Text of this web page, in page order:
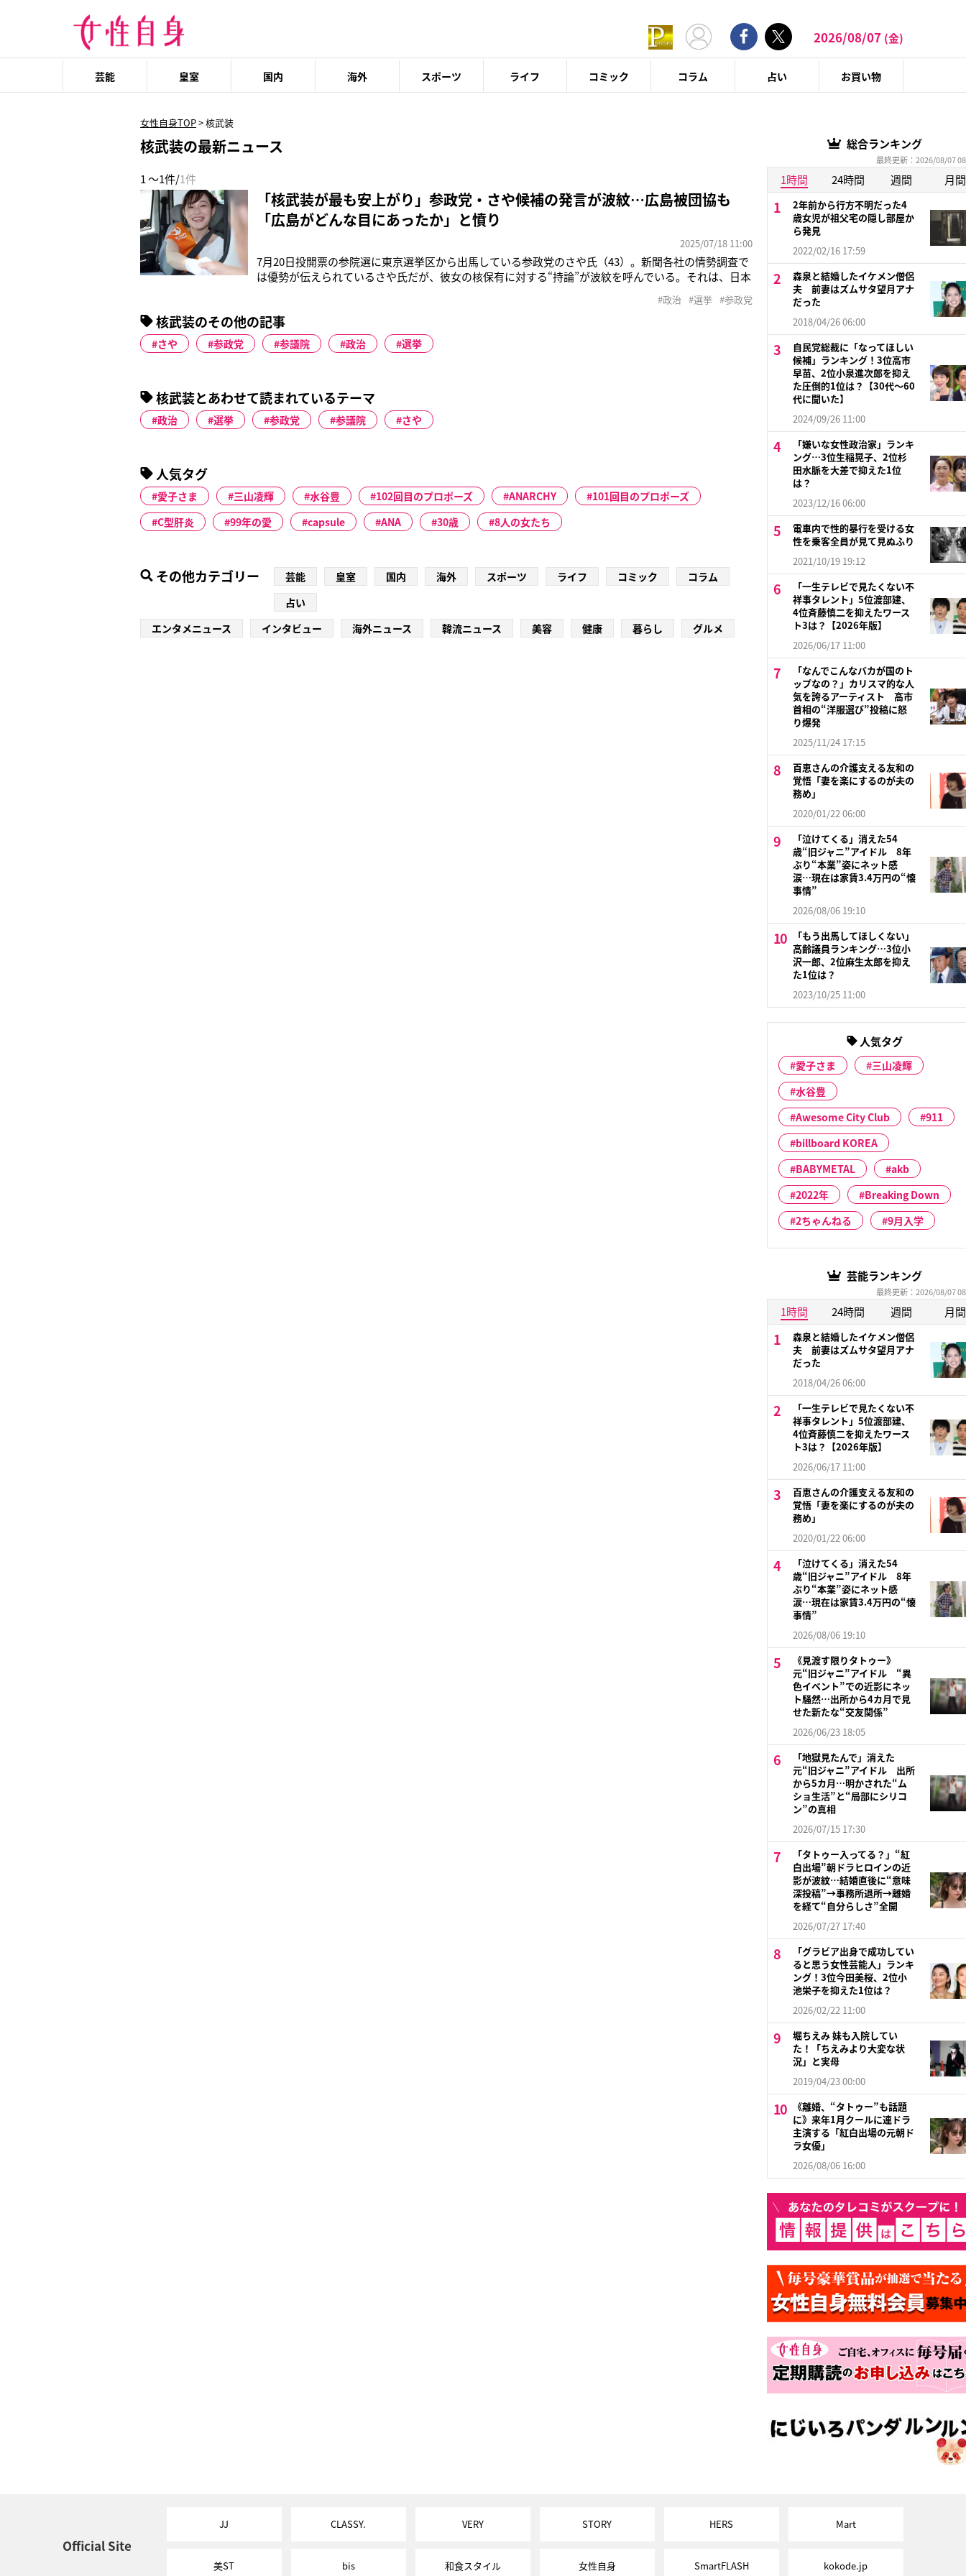
2026/08/07 (金)
芸能 皇室 国内 海外 スポーツ ライフ コミック コラム 占い お買い物
女性自身TOP>核武装
核武装の最新ニュース
1 ～1件/1件
「核武装が最も安上がり」参政党・さや候補の発言が波紋…広島被団協も
「広島がどんな目にあったか」と憤り
2025/07/18 11:00
7月20日投開票の参院選に東京選挙区から出馬している参政党のさや氏（43）。新聞各社の情勢調査で
は優勢が伝えられているさや氏だが、彼女の核保有に対する“持論”が波紋を呼んでいる。それは、日本
議～参院選2025東京選挙区～」と題されたライブ配信番組でのこと。東京選挙区から出馬する候補者
をスタジオに招
#政治 #選挙 #参政党
核武装のその他の記事
さや 参政党 参議院 政治 選挙
核武装とあわせて読まれているテーマ
政治 選挙 参政党 参議院 さや
人気タグ
愛子さま 三山凌輝 水谷豊 102回目のプロポーズ ANARCHY
101回目のプロポーズ
C型肝炎
99年の愛 capsule ANA 30歳 8人の女たち
その他カテゴリー 芸能 皇室 国内 海外 スポーツ ライフ コミック
コラム
占い
エンタメニュース
インタビュー 海外ニュース 韓流ニュース 美容 健康 暮らし グルメ
総合ランキング
最終更新：2026/08/07
1時間 24時間 週間 月間
2年前から行方不明だった4
歳女児が祖父宅の隠し部屋か
ら発見
2022/02/16 17:59
森泉と結婚したイケメン僧侶
夫 前妻はズムサタ望月アナ
だった
2018/04/26 06:00
自民党総裁に「なってほしい
候補」ランキング！3位高市
早苗、2位小泉進次郎を抑え
た圧倒的1位は？【30代〜60
代に聞いた】
2024/09/26 11:00
「嫌いな女性政治家」ランキ
ング…3位生稲晃子、2位杉
田水脈を大差で抑えた1位
は？
2023/12/16 06:00
電車内で性的暴行を受ける女
性を乗客全員が見て見ぬふり
2021/10/19 19:12
「一生テレビで見たくない不
祥事タレント」5位渡部建、
4位斉藤慎二を抑えたワース
ト3は？【2026年版】
2026/06/17 11:00
「なんでこんなバカが国のト
ップなの？」カリスマ的な人
気を誇るアーティスト 高市
首相の“洋服選び”投稿に怒
り爆発
2025/11/24 17:15
百恵さんの介護支える友和の
覚悟「妻を楽にするのが夫の
務め」
2020/01/22 06:00
「泣けてくる」消えた54
歳“旧ジャニ”アイドル 8年
ぶり“本業”姿にネット感
涙…現在は家賃3.4万円の“懐
事情”
2026/08/06 19:10
「もう出馬してほしくない」
高齢議員ランキング…3位小
沢一郎、2位麻生太郎を抑え
た1位は？
2023/10/25 11:00
人気タグ
愛子さま
三山凌輝
水谷豊
Awesome City Club
911
billboard KOREA
BABYMETAL
akb
2022年
Breaking Down
2ちゃんねる
9月入学
芸能ランキング
最終更新：2026/08/07
1時間 24時間 週間 月間
森泉と結婚したイケメン僧侶
夫 前妻はズムサタ望月アナ
だった
2018/04/26 06:00
「一生テレビで見たくない不
祥事タレント」5位渡部建、
4位斉藤慎二を抑えたワース
ト3は？【2026年版】
2026/06/17 11:00
百恵さんの介護支える友和の
覚悟「妻を楽にするのが夫の
務め」
2020/01/22 06:00
「泣けてくる」消えた54
歳“旧ジャニ”アイドル 8年
ぶり“本業”姿にネット感
涙…現在は家賃3.4万円の“懐
事情”
2026/08/06 19:10
《見渡す限りタトゥー》
元“旧ジャニ”アイドル “異
色イベント”での近影にネッ
ト騒然…出所から4カ月で見
せた新たな“交友関係”
2026/06/23 18:05
「地獄見たんで」消えた
元“旧ジャニ”アイドル 出所
から5カ月…明かされた“ム
ショ生活”と“局部にシリコ
ン”の真相
2026/07/15 17:30
「タトゥー入ってる？」“紅
白出場”朝ドラヒロインの近
影が波紋…結婚直後に“意味
深投稿”→事務所退所→離婚
を経て“自分らしさ”全開
2026/07/27 17:40
「グラビア出身で成功してい
ると思う女性芸能人」ランキ
ング！3位今田美桜、2位小
池栄子を抑えた1位は？
2026/02/22 11:00
堀ちえみ 妹も入院してい
た！「ちえみより大変な状
況」と実母
2019/04/23 00:00
《離婚、“タトゥー”も話題
に》来年1月クールに連ドラ
主演する「紅白出場の元朝ド
ラ女優」
2026/08/06 16:00
Official Site
JJ CLASSY. VERY STORY HERS Mart
美ST bis 和食スタイル 女性自身 SmartFLASH kokode.jp